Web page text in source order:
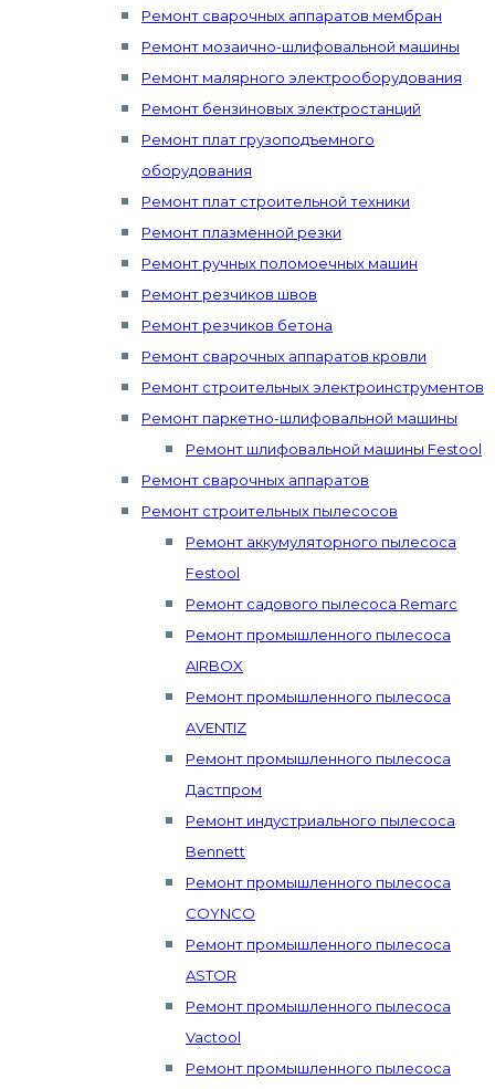
Ремонт сварочных аппаратов мембран
Ремонт мозаично-шлифовальной машины
Ремонт малярного электрооборудования
Ремонт бензиновых электростанций
Ремонт плат грузоподъемного
оборудования
Ремонт плат строительной техники
Ремонт плазменной резки
Ремонт ручных поломоечных машин
Ремонт резчиков швов
Ремонт резчиков бетона
Ремонт сварочных аппаратов кровли
Ремонт строительных электроинструментов
Ремонт паркетно-шлифовальной машины
Ремонт шлифовальной машины Festool
Ремонт сварочных аппаратов
Ремонт строительных пылесосов
Ремонт аккумуляторного пылесоса
Festool
Ремонт садового пылесоса Remarc
Ремонт промышленного пылесоса
AIRBOX
Ремонт промышленного пылесоса
AVENTIZ
Ремонт промышленного пылесоса
Дастпром
Ремонт индустриального пылесоса
Bennett
Ремонт промышленного пылесоса
COYNCO
Ремонт промышленного пылесоса
ASTOR
Ремонт промышленного пылесоса
Vactool
Ремонт промышленного пылесоса